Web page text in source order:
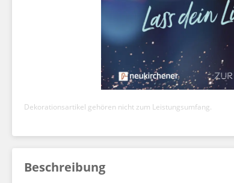
Dekorationsartikel gehören nicht zum Leistungsumfang.
Beschreibung